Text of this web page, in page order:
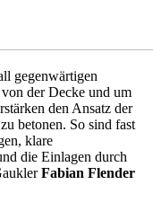
gegenwärtigen
der Decke und um
den Ansatz der
betonen. So sind fast
klare
die Einlagen durch
Fabian Flender